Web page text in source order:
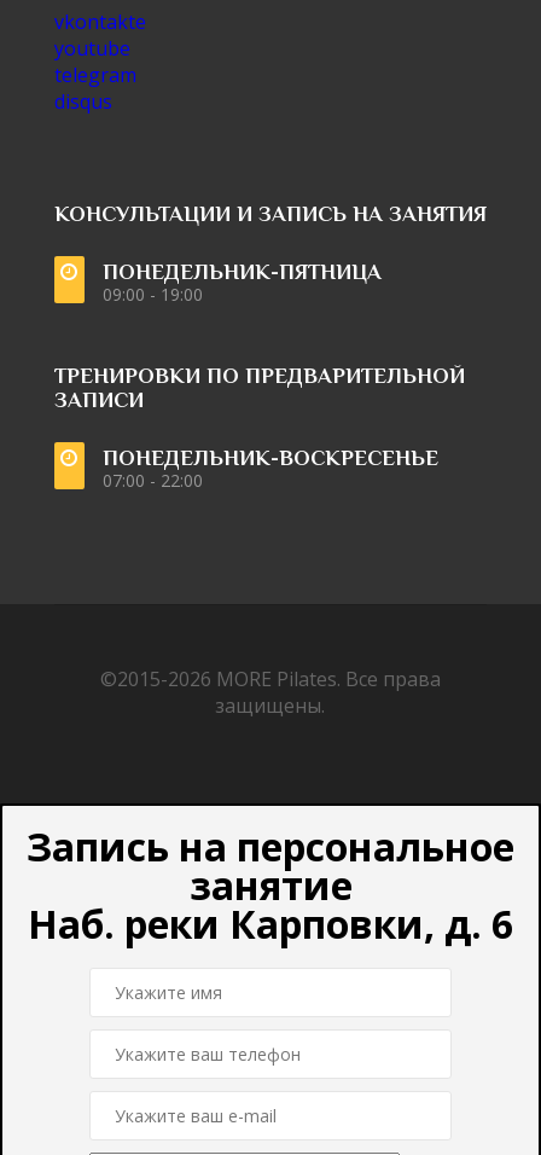
vkontakte
youtube
telegram
disqus
КОНСУЛЬТАЦИИ И ЗАПИСЬ НА ЗАНЯТИЯ
ПОНЕДЕЛЬНИК-ПЯТНИЦА
09:00 - 19:00
ТРЕНИРОВКИ ПО ПРЕДВАРИТЕЛЬНОЙ
ЗАПИСИ
ПОНЕДЕЛЬНИК-ВОСКРЕСЕНЬЕ
07:00 - 22:00
©2015-2026 MORE Pilates. Все права
защищены.
Запись на персональное
занятие
Наб. реки Карповки, д. 6